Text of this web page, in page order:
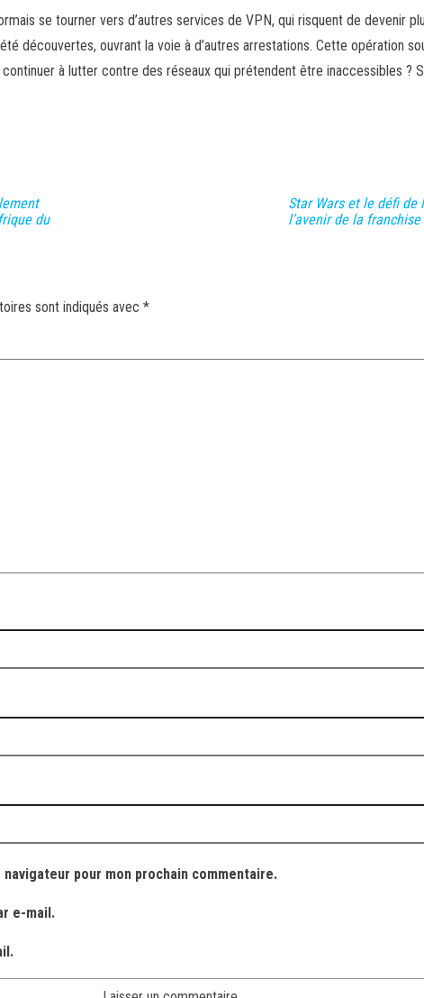
se tourner vers d’autres services de VPN, qui risquent de devenir
découvertes, ouvrant la voie à d’autres arrestations. Cette opération
à lutter contre des réseaux qui prétendent être inaccessibles ?
du
Star Wars et le défi
l’avenir de la franchise
sont indiqués avec *
pour mon prochain commentaire.
e-mail.